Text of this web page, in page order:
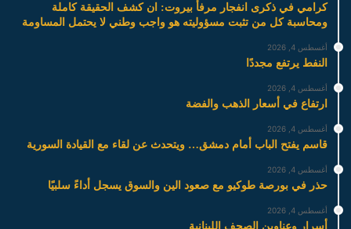
كرامي في ذكرى انفجار مرفأ بيروت: ان كشف الحقيقة كاملة
ومحاسبة كل من تثبت مسؤوليته هو واجب وطني لا يحتمل المساومة
أغسطس 4, 2026
النفط يرتفع مجددًا
أغسطس 4, 2026
ارتفاع في أسعار الذهب والفضة
أغسطس 4, 2026
قاسم يفتح الباب أمام دمشق… ويتحدث عن لقاء مع القيادة السورية
أغسطس 4, 2026
حذر في بورصة طوكيو مع صعود الين والسوق يسجل أداءً سلبيًا
أغسطس 4, 2026
أسرار وعناوين الصحف اللبنانية